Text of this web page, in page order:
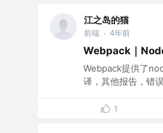
江之岛的猫
前端 · 4年前
Webpack｜
Webpack提供了
译，其他报告，错
1